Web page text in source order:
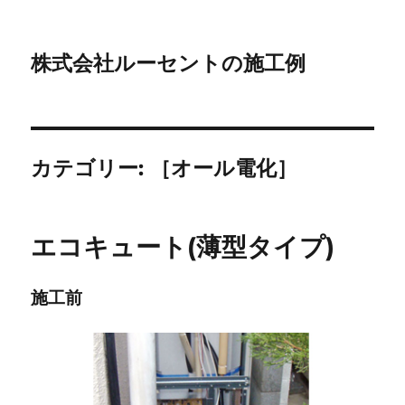
株式会社ルーセントの施工例
カテゴリー: ［オール電化］
エコキュート(薄型タイプ)
施工前